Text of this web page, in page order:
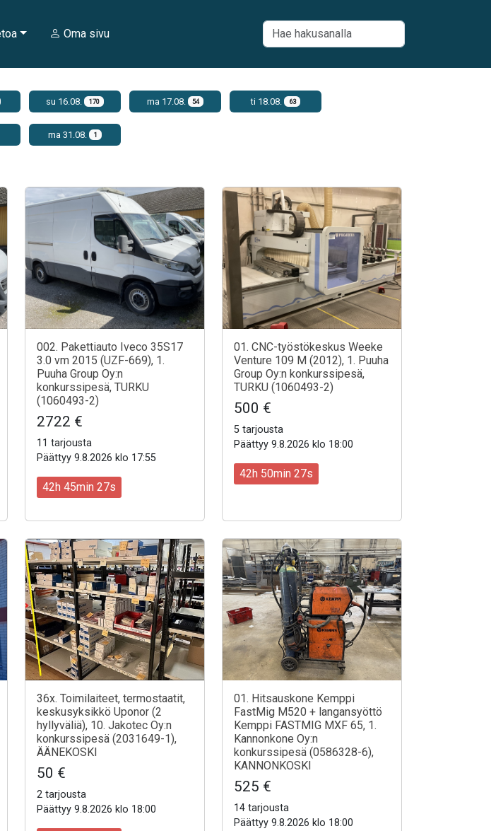
Oma sivu
su 16.08. 170 ma 17.08. 54 ti 18.08. 63
ma 31.08. 1
002. Pakettiauto Iveco 35S17
3.0 vm 2015 (UZF-669), 1.
Puuha Group Oy:n
konkurssipesä, TURKU
(1060493-2)
2722 €
11 tarjousta
Päättyy 9.8.2026 klo 17:55
42h 45min 25s
01. CNC-työstökeskus Weeke
Venture 109 M (2012), 1. Puuha
Group Oy:n konkurssipesä,
TURKU (1060493-2)
500 €
5 tarjousta
Päättyy 9.8.2026 klo 18:00
42h 50min 25s
36x. Toimilaiteet, termostaatit,
keskusyksikkö Uponor (2
hyllyväliä), 10. Jakotec Oy:n
konkurssipesä (2031649-1),
ÄÄNEKOSKI
50 €
2 tarjousta
Päättyy 9.8.2026 klo 18:00
01. Hitsauskone Kemppi
FastMig M520 + langansyöttö
Kemppi FASTMIG MXF 65, 1.
Kannonkone Oy:n
konkurssipesä (0586328-6),
KANNONKOSKI
525 €
14 tarjousta
Päättyy 9.8.2026 klo 18:00